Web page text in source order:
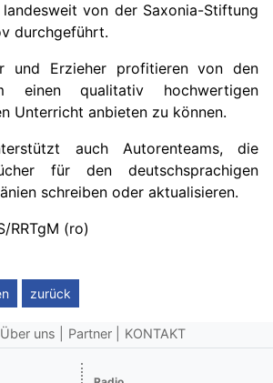
von der Saxonia-Stiftung
durchgeführt.
und Erzieher profitieren von den
einen qualitativ hochwertigen
Unterricht anbieten zu können.
auch Autorenteams, die
für den deutschsprachigen
schreiben oder aktualisieren.
RRTgM (ro)
zurück
Über uns Partner KONTAKT